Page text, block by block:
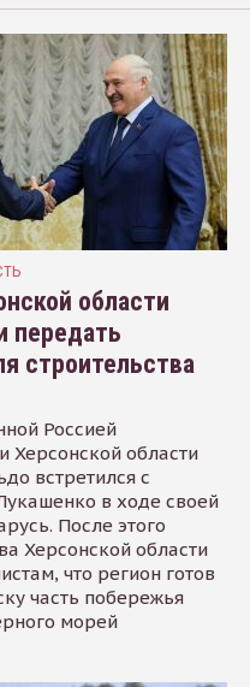
области
передать
строительства
Россией
Херсонской области
встретился с
в ходе своей
После этого
Херсонской области
что регион готов
часть побережья
морей